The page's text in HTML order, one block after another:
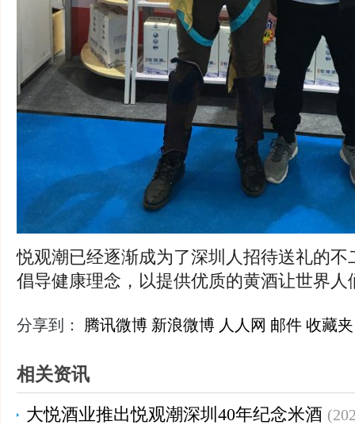
悦观潮已经逐渐成为了深圳人招待送礼的
倡导健康理念，以提供优质的黄酒让世界人
分享到： 腾讯微博 新浪微博 人人网 邮件 收藏夹
相关资讯
大悦酒业推出悦观潮深圳40年纪念米酒